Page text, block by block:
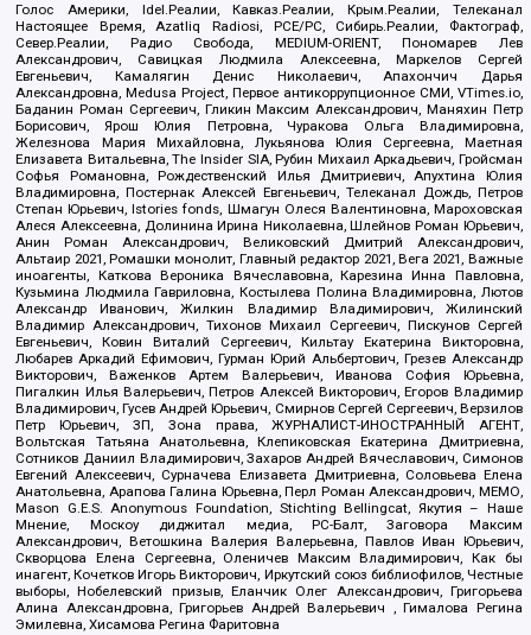
Голос Америки, Idel.Реалии, Кавказ.Реалии, Крым.Реалии, Телеканал
Настоящее Время, Azatliq Radiosi, PCE/PC, Сибирь.Реалии, Фактограф,
Север.Реалии, Радио Свобода, MEDIUM-ORIENT, Пономарев Лев
Александрович, Савицкая Людмила Алексеевна, Маркелов Сергей
Евгеньевич, Камалягин Денис Николаевич, Апахончич Дарья
Александровна, Medusa Project, Первое антикоррупционное СМИ, VTimes.io,
Баданин Роман Сергеевич, Гликин Максим Александрович, Маняхин Петр
Борисович, Ярош Юлия Петровна, Чуракова Ольга Владимировна,
Железнова Мария Михайловна, Лукьянова Юлия Сергеевна, Маетная
Елизавета Витальевна, The Insider SIA, Рубин Михаил Аркадьевич, Гройсман
Софья Романовна, Рождественский Илья Дмитриевич, Апухтина Юлия
Владимировна, Постернак Алексей Евгеньевич, Телеканал Дождь, Петров
Степан Юрьевич, Istories fonds, Шмагун Олеся Валентиновна, Мароховская
Алеся Алексеевна, Долинина Ирина Николаевна, Шлейнов Роман Юрьевич,
Анин Роман Александрович, Великовский Дмитрий Александрович,
Альтаир 2021, Ромашки монолит, Главный редактор 2021, Вега 2021, Важные
иноагенты, Каткова Вероника Вячеславовна, Карезина Инна Павловна,
Кузьмина Людмила Гавриловна, Костылева Полина Владимировна, Лютов
Александр Иванович, Жилкин Владимир Владимирович, Жилинский
Владимир Александрович, Тихонов Михаил Сергеевич, Пискунов Сергей
Евгеньевич, Ковин Виталий Сергеевич, Кильтау Екатерина Викторовна,
Любарев Аркадий Ефимович, Гурман Юрий Альбертович, Грезев Александр
Викторович, Важенков Артем Валерьевич, Иванова София Юрьевна,
Пигалкин Илья Валерьевич, Петров Алексей Викторович, Егоров Владимир
Владимирович, Гусев Андрей Юрьевич, Смирнов Сергей Сергеевич, Верзилов
Петр Юрьевич, ЗП, Зона права, ЖУРНАЛИСТ-ИНОСТРАННЫЙ АГЕНТ,
Вольтская Татьяна Анатольевна, Клепиковская Екатерина Дмитриевна,
Сотников Даниил Владимирович, Захаров Андрей Вячеславович, Симонов
Евгений Алексеевич, Сурначева Елизавета Дмитриевна, Соловьева Елена
Анатольевна, Арапова Галина Юрьевна, Перл Роман Александрович, МЕМО,
Mason G.E.S. Anonymous Foundation, Stichting Bellingcat, Якутия – Наше
Мнение, Москоу диджитал медиа, РС-Балт, Заговора Максим
Александрович, Ветошкина Валерия Валерьевна, Павлов Иван Юрьевич,
Скворцова Елена Сергеевна, Оленичев Максим Владимирович, Как бы
инагент, Кочетков Игорь Викторович, Иркутский союз библиофилов, Честные
выборы, Нобелевский призыв, Еланчик Олег Александрович, Григорьева
Алина Александровна, Григорьев Андрей Валерьевич , Гималова Регина
Эмилевна, Хисамова Регина Фаритовна